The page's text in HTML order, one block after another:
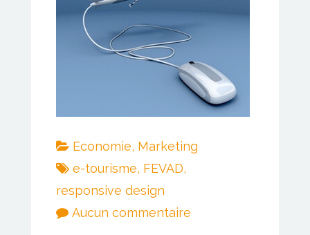
Economie, Marketing
e-tourisme, FEVAD,
responsive design
Aucun commentaire